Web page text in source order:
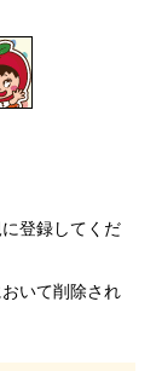
登録してくだ
いて削除され